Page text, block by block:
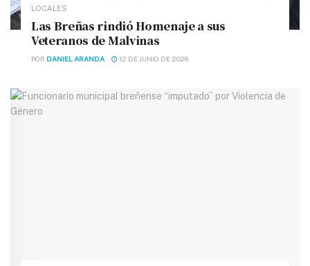
LOCALES
Las Breñas rindió Homenaje a sus
Veteranos de Malvinas
POR DANIEL ARANDA 12 DE JUNIO DE 2026